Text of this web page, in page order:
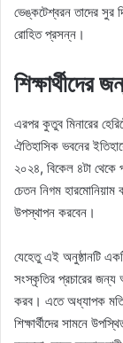
ভেঙ্কটেশ্বরন তাদের সুর
রোহিত প্রসন্ন।
এরপর কুতুব মিনারের
ঐতিহাসিক ভবনের
২০২৪, বিকেল ৪টা থেকে
চেতন নিগম হারমোনিয়াম
উপস্থাপন করবেন।
যেহেতু এই অনুষ্ঠানটি
সংস্কৃতির প্রচারের জন্য
করব। এতে অধ্যাপক
শিক্ষার্থীদের সামনে